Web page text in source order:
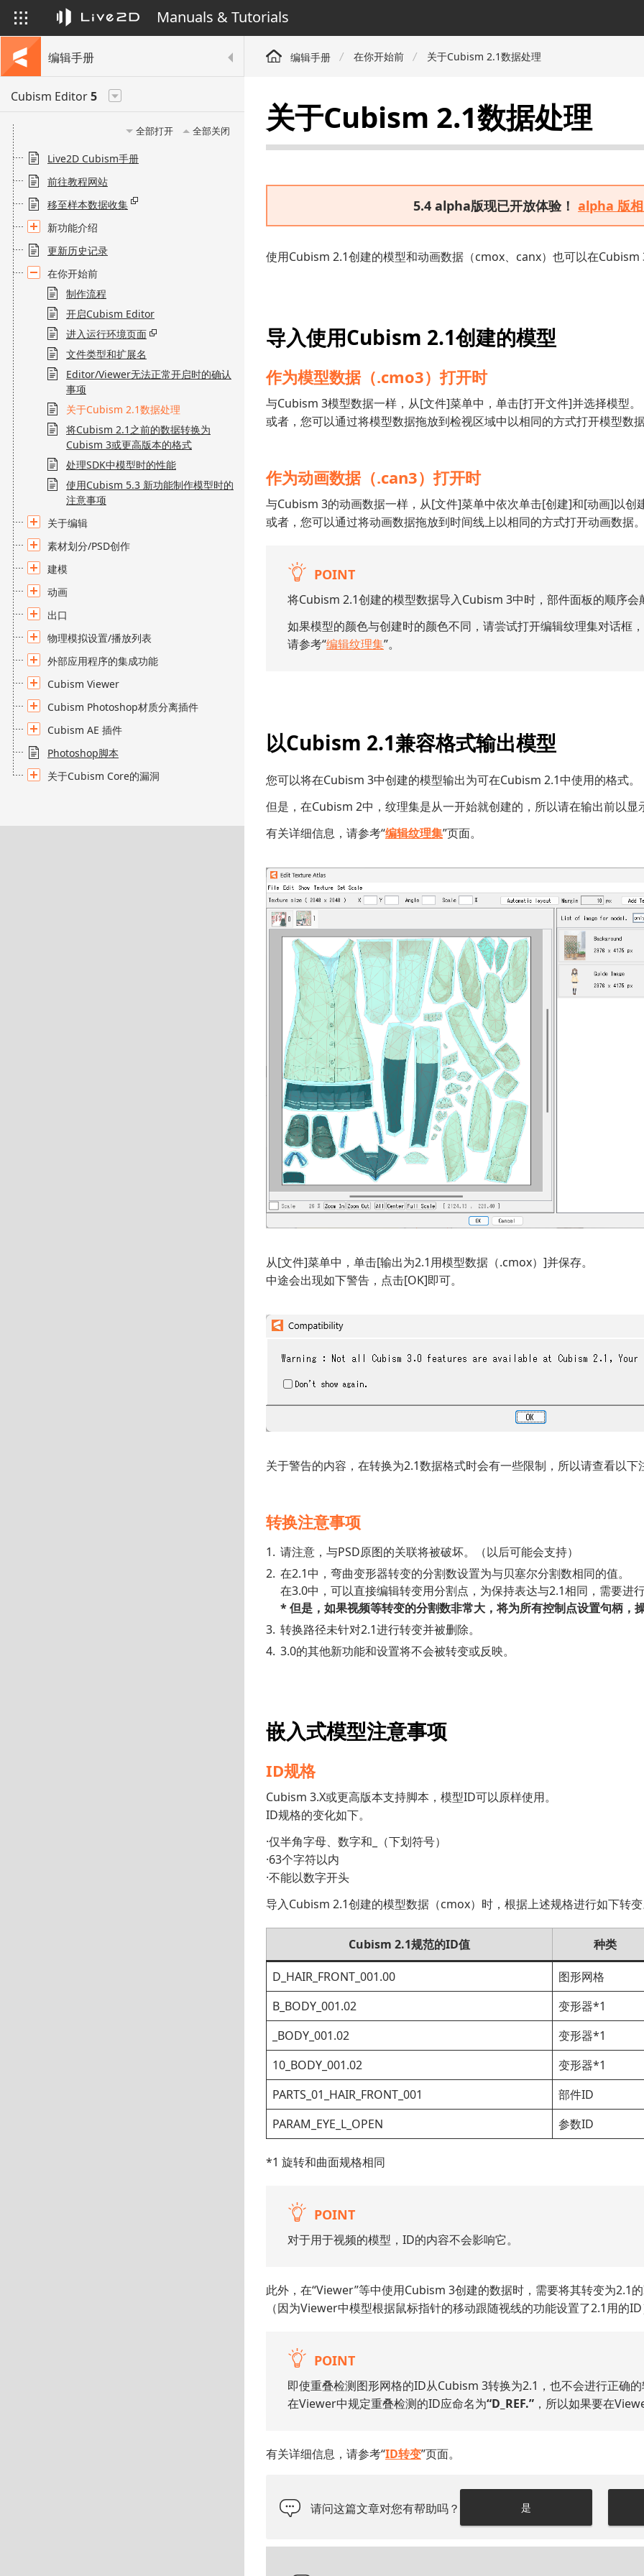
Manuals & Tutorials
编辑手册
Cubism Editor5
全部打开 全部关闭
Live2D Cubism手册
前往教程网站
移至样本数据收集
新功能介绍
更新历史记录
在你开始前
制作流程
开启Cubism Editor
进入运行环境页面
文件类型和扩展名
Editor/Viewer无法正常开启时的确认
事项
关于Cubism 2.1数据处理
将Cubism 2.1之前的数据转换为
Cubism 3或更高版本的格式
处理SDK中模型时的性能
使用Cubism 5.3 新功能制作模型时的
注意事项
关于编辑
素材划分/PSD创作
建模
动画
出口
物理模拟设置/播放列表
外部应用程序的集成功能
Cubism Viewer
Cubism Photoshop材质分离插件
Cubism AE 插件
Photoshop脚本
关于Cubism Core的漏洞
编辑手册 在你开始前 关于Cubism 2.1数据处理
关于Cubism 2.1数据处理
5.4 alpha版现已开放体验！ alpha 版
使用Cubism 2.1创建的模型和动画数据（cmox、canx）也可以在Cubism
导入使用Cubism 2.1创建的模型
作为模型数据（.cmo3）打开时
与Cubism 3模型数据一样，从[文件]菜单中，单击[打开文件]并选择模型。
或者，您可以通过将模型数据拖放到检视区域中以相同的方式打开模型数
作为动画数据（.can3）打开时
与Cubism 3的动画数据一样，从[文件]菜单中依次单击[创建]和[动画]以创
或者，您可以通过将动画数据拖放到时间线上以相同的方式打开动画数据
POINT
将Cubism 2.1创建的模型数据导入Cubism 3中时，部件面板的顺序
如果模型的颜色与创建时的颜色不同，请尝试打开编辑纹理集对话框
请参考“编辑纹理集”。
以Cubism 2.1兼容格式输出模型
您可以将在Cubism 3中创建的模型输出为可在Cubism 2.1中使用的格式。
但是，在Cubism 2中，纹理集是从一开始就创建的，所以请在输出前以
有关详细信息，请参考“编辑纹理集”页面。
从[文件]菜单中，单击[输出为2.1用模型数据（.cmox）]并保存。
中途会出现如下警告，点击[OK]即可。
关于警告的内容，在转换为2.1数据格式时会有一些限制，所以请查看以下
转换注意事项
请注意，与PSD原图的关联将被破坏。（以后可能会支持）
在2.1中，弯曲变形器转变的分割数设置为与贝塞尔分割数相同的值。
在3.0中，可以直接编辑转变用分割点，为保持表达与2.1相同，需要进
* 但是，如果视频等转变的分割数非常大，将为所有控制点设置句柄，
转换路径未针对2.1进行转变并被删除。
3.0的其他新功能和设置将不会被转变或反映。
嵌入式模型注意事项
ID规格
Cubism 3.X或更高版本支持脚本，模型ID可以原样使用。
ID规格的变化如下。
·仅半角字母、数字和_（下划符号）
·63个字符以内
·不能以数字开头
导入Cubism 2.1创建的模型数据（cmox）时，根据上述规格进行如下转
Cubism 2.1规范的ID值 种类
D_HAIR_FRONT_001.00
图形网格
B_BODY_001.02
变形器*1
_BODY_001.02
变形器*1
10_BODY_001.02
变形器*1
PARTS_01_HAIR_FRONT_001
部件ID
PARAM_EYE_L_OPEN
参数ID
*1 旋转和曲面规格相同
POINT
对于用于视频的模型，ID的内容不会影响它。
此外，在“Viewer”等中使用Cubism 3创建的数据时，需要将其转变为2.1
（因为Viewer中模型根据鼠标指针的移动跟随视线的功能设置了2.1用的
POINT
即使重叠检测图形网格的ID从Cubism 3转换为2.1，也不会进行正确
在Viewer中规定重叠检测的ID应命名为“D_REF.” ，所以如果要在
有关详细信息，请参考“ID转变”页面。
请问这篇文章对您有帮助吗？ 是